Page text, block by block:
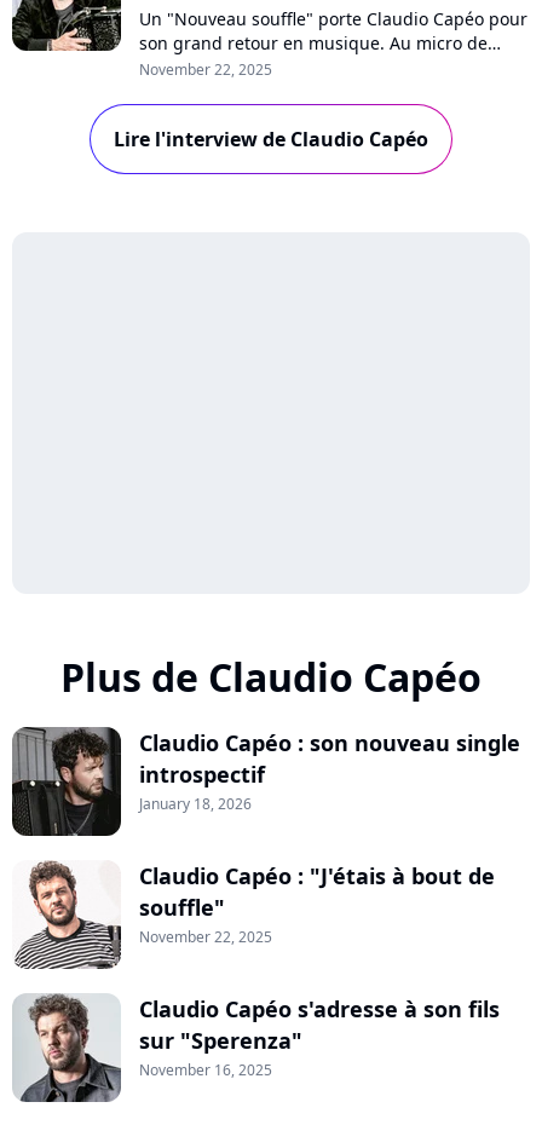
Un "Nouveau souffle" porte Claudio Capéo pour
son grand retour en musique. Au micro de
Purecharts, le chanteur se livre sur le "coup de
cinquième album et partage son regard de
père sur le temps qui passe, thème central
d'un disque qui se veut "populaire".
November 22, 2025
Lire l'interview de Claudio Capéo
Plus de Claudio Capéo
Claudio Capéo : son nouveau single
introspectif
January 18, 2026
Claudio Capéo : "J'étais à bout de
souffle"
November 22, 2025
Claudio Capéo s'adresse à son fils
sur "Sperenza"
November 16, 2025